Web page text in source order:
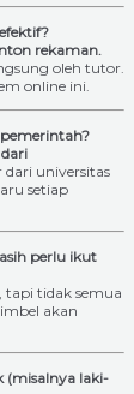
rekaman.
oleh tutor.
online ini.
dari universitas
setiap
perlu ikut
, tapi tidak semua
akan
(misalnya laki-